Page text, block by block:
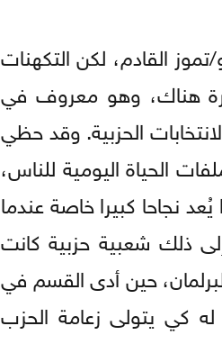
الترشيح لمن يخلف ستارمر سيفتح للفترة من 9 ـ 16 يوليو/تموز القادم، لكن التكهنات
هناك، وهو معروف في
الحزبية. وقد حظي
الحياة اليومية للناس،
نجاحا كبيرا خاصة عندما
ذلك شعبية حزبية كانت
الذي حظي به من قبل حوالي 200 نائب في البرلمان، حين أدى القسم في
كي يتولى زعامة الحزب